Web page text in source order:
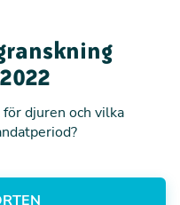
djuren och vilka